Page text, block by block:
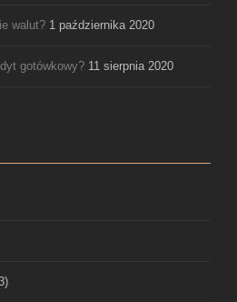
walut? 1 października 2020
gotówkowy? 11 sierpnia 2020